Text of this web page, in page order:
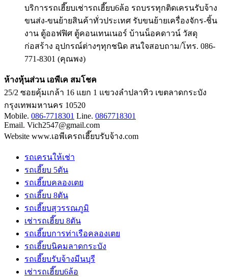
บริการรถเฮี๊ยบเช่ารถเฮี๊ยบ6ล้อ รถบรรทุกติดเครนรับจ้าง
ขนส่ง-ขนย้ายสินค้าทั่วประเทศ รับขนย้ายเครื่องจักร-ชิ้น
งาน ตู้ออฟฟิศ ตู้คอนเทนเนอร์ บ้านน็อคดาวน์ วัสดุ
ก่อสร้าง อุปกรณ์ต่างๆทุกชนิด สนใจสอบถาม/โทร. 086-
771-8301 (คุณพง)
ห้างหุ้นส่วน เอพีเค สมโชค
25/2 ซอยคุ้มเกล้า 16 แยก 1 แขวงลำปลาทิว เขตลาดกระบัง
กรุงเทพมหานคร 10520
Mobile. 086-7718301 Line. 0867718301
Email. Vich2547@gmail.com
Website www.เอพีเครถเฮี๊ยบรับจ้าง.com
รถเครนให้เช่า
รถเฮี๊ยบ 5ตัน
รถเฮี๊ยบคลองเตย
รถเฮี๊ยบ 8ตัน
รถเฮี๊ยบสุวรรณภูมิ
เช่ารถเฮี๊ยบ 8ตัน
รถเฮี๊ยบการท่าเรือคลองเตย
รถเฮี๊ยบนิคมลาดกระบัง
รถเฮี๊ยบรับจ้างมีนบุรี
เช่ารถเฮี๊ยบ6ล้อ